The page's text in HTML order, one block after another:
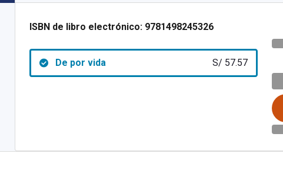
ISBN de libro electrónico: 9781498245326
De por vida S/ 57.57